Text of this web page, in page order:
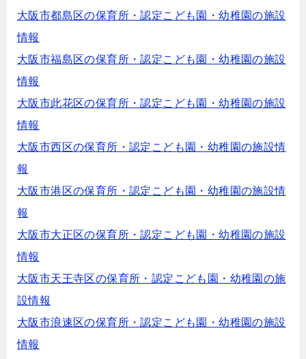
大阪市都島区の保育所・認定こども園・幼稚園の施設
情報
大阪市福島区の保育所・認定こども園・幼稚園の施設
情報
大阪市此花区の保育所・認定こども園・幼稚園の施設
情報
大阪市西区の保育所・認定こども園・幼稚園の施設情
報
大阪市港区の保育所・認定こども園・幼稚園の施設情
報
大阪市大正区の保育所・認定こども園・幼稚園の施設
情報
大阪市天王寺区の保育所・認定こども園・幼稚園の施
設情報
大阪市浪速区の保育所・認定こども園・幼稚園の施設
情報